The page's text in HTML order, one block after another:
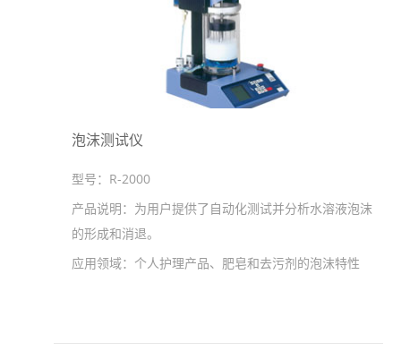
泡沫测试仪
型号： R-2000
产品说明： 为用户提供了自动化测试并分析水溶液泡沫
的形成和消退。
应用领域： 个人护理产品、肥皂和去污剂的泡沫特性